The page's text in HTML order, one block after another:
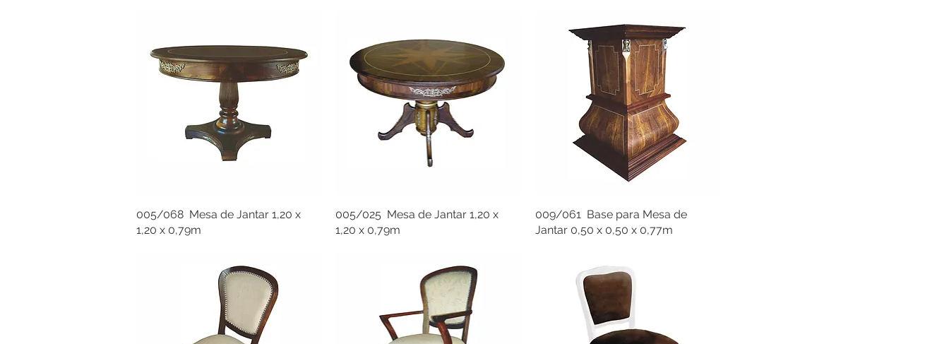
005/068 Mesa de Jantar 1,20 x
1,20 x 0,79m
005/025 Mesa de Jantar 1,20 x
1,20 x 0,79m
009/061 Base para Mesa de
Jantar 0,50 x 0,50 x 0,77m